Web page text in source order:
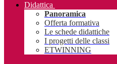
Didattica
Panoramica
Offerta formativa
Le schede didattiche
I progetti delle classi
ETWINNING